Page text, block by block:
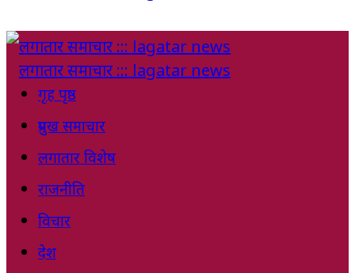
गृह पृष्ठ
प्रमुख समाचार
लगातार विशेष
राजनीति
विचार
देश